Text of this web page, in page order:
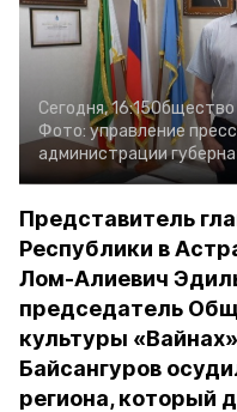
Сегодня, 16:15Общество
Фото: управление
администрации
Представитель
Республики в
Лом-Алиевич
председатель
культуры
Байсангуров
региона, который